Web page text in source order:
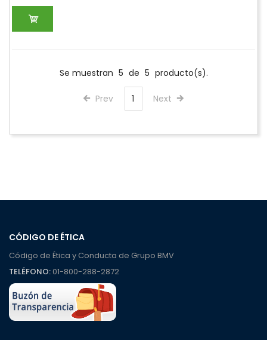
Se muestran 5 de 5 producto(s).
Prev 1 Next
CÓDIGO DE ÉTICA
Código de Ética y Conducta de Grupo BMV
TELÉFONO:01-800-288-2872